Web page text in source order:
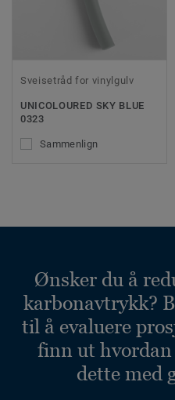
Sveisetråd for vinylgulv
UNICOLOURED SKY BLUE
0323
Sammenlign
Ønsker du å
karbonavtrykk?
til å evaluere
finn ut hvordan
dette med